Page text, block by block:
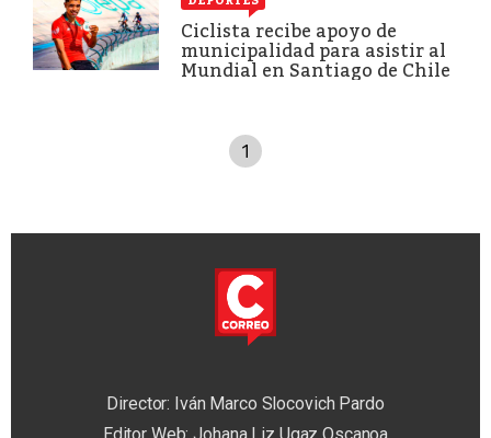
Ciclista recibe apoyo de
municipalidad para asistir al
Mundial en Santiago de Chile
1
Director: Iván Marco Slocovich Pardo